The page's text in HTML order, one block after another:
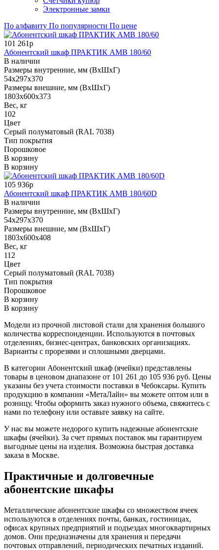
Электронные замки
По алфавиту По популярности По цене
101 261р
Абонентский шкаф ПРАКТИК AMB 180/60
В наличии
Размеры внутренние, мм (ВхШхГ)
54x297x370
Размеры внешние, мм (ВхШхГ)
1803x600x373
Вес, кг
102
Цвет
Серый полуматовый (RAL 7038)
Тип покрытия
Порошковое
В корзину
В корзину
105 936р
Абонентский шкаф ПРАКТИК AMB 180/60D
В наличии
Размеры внутренние, мм (ВхШхГ)
54x297x370
Размеры внешние, мм (ВхШхГ)
1803x600x408
Вес, кг
112
Цвет
Серый полуматовый (RAL 7038)
Тип покрытия
Порошковое
В корзину
В корзину
Модели из прочной листовой стали для хранения большого
количества корреспонденции. Используются в почтовых
отделениях, бизнес-центрах, банковских организациях.
Варианты с прорезями и сплошными дверцами.
В категории Абонентский шкаф (ячейки) представлены
товары в ценовом диапазоне от 101 261 до 105 936 руб. Цены
указаны без учета стоимости поставки в Чебоксары. Купить
продукцию в компании «МетаЛайн» вы можете оптом или в
розницу. Чтобы оформить заказ нужного объема, свяжитесь с
нами по телефону или оставьте заявку на сайте.
У нас вы можете недорого купить надежные абонентские
шкафы (ячейки). За счет прямых поставок мы гарантируем
выгодные цены на изделия. Возможна быстрая доставка
заказа в Москве.
Практичные и долговечные
абонентские шкафы
Металлические абонентские шкафы со множеством ячеек
используются в отделениях почты, банках, гостиницах,
офисах крупных предприятий и подъездах многоквартирных
домов. Они предназначены для хранения и передачи
почтовых отправлений, периодических печатных изданий.